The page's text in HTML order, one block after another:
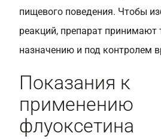
пищевого поведения. Чтобы
реакций, препарат принимают
назначению и под контролем
Показания к
применению
флуоксетина